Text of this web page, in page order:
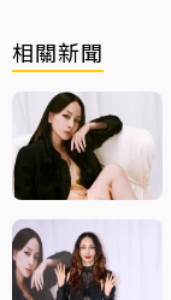
相關新聞